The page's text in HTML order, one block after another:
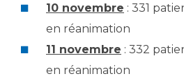
10 novembre : 331
en réanimation
11 novembre : 332
en réanimation